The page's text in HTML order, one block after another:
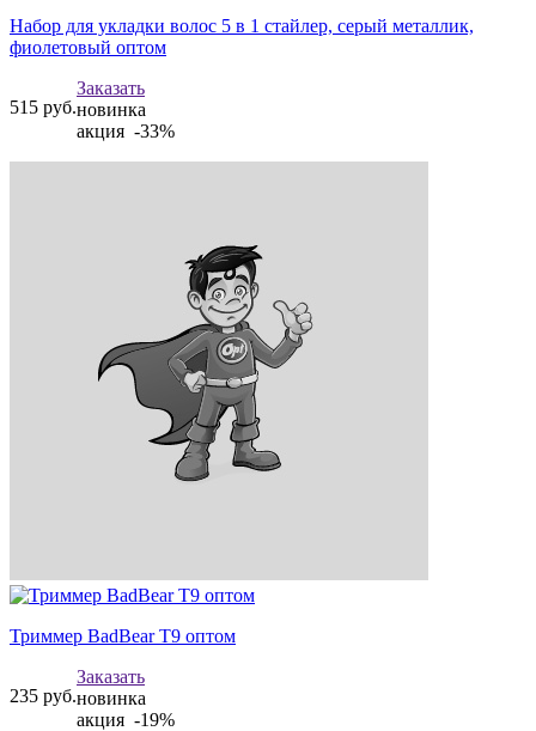
Набор для укладки волос 5 в 1 стайлер, серый металлик,
фиолетовый оптом
515 руб.
Заказать
новинка
акция -33%
Триммер BadBear Т9 оптом
235 руб.
Заказать
новинка
акция -19%